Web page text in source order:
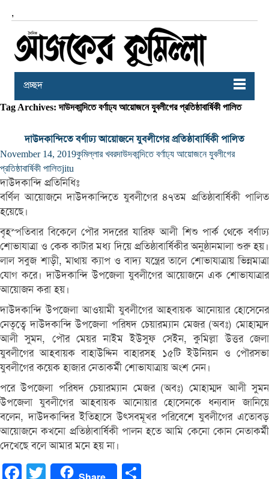
,
প্রচ্ছদ
Tag Archives: দাউদকান্দিতে বর্ণাঢ্য আয়োজনে যুবলীগের প্রতিষ্ঠাবার্ষিকী পালিত
দাউদকান্দিতে বর্ণাঢ্য আয়োজনে যুবলীগের প্রতিষ্ঠাবার্ষিকী পালিত
November 14, 2019কুমিল্লার খবরদাউদকান্দিতে বর্ণাঢ্য আয়োজনে যুবলীগের
প্রতিষ্ঠাবার্ষিকী পালিতjitu
দাউদকান্দি প্রতিনিধিঃ
বর্ণিল আয়োজনে দাউদকান্দিতে যুবলীগের ৪৭তম প্রতিষ্ঠাবার্ষিকী পালিত
হয়েছে।
বৃহস্পতিবার বিকেলে পৌর সদরের যারিফ আলী শিশু পার্ক থেকে বর্ণাঢ্য
শোভাযাত্রা ও কেক কাটার মধ্য দিয়ে প্রতিষ্ঠাবার্ষিকীর অনুষ্ঠানমালা শুরু হয়।
লাল সবুজ শাড়ী, মাথায় ক্যাপ ও বাদ্য যন্ত্রের তালে শোভাযাত্রায় ভিন্নমাত্রা
যোগ করে। দাউদকান্দি উপজেলা যুবলীগের আয়োজনে এক শোভাযাত্রার
আয়োজন করা হয়।
দাউদকান্দি উপজেলা আওয়ামী যুবলীগের আহবায়ক আনোয়ার হোসেনের
নেতৃত্বে দাউদকান্দি উপজেলা পরিষদ চেয়ারম্যান মেজর (অবঃ) মোহাম্মদ
আলী সুমন, পৌর মেয়র নাইম ইউসুফ সেইন, কুমিল্লা উত্তর জেলা
যুবলীগের আহবায়ক বাহাউদ্দিন বাহারসহ ১৫টি ইউনিয়ন ও পৌরসভা
যুবলীগের কয়েক হাজার নেতাকর্মী শোভাযাত্রায় অংশ নেন।
পরে উপজেলা পরিষদ চেয়ারম্যান মেজর (অবঃ) মোহাম্মদ আলী সুমন
উপজেলা যুবলীগের আহবায়ক আনোয়ার হোসেনকে ধন্যবাদ জানিয়ে
বলেন, দাউদকান্দির ইতিহাসে উৎসবমূখর পরিবেশে যুবলীগের এতোবড়
আয়োজনে কখনো প্রতিষ্ঠাবার্ষিকী পালন হতে আমি কেনো কোন নেতাকর্মী
দেখেছে বলে আমার মনে হয় না।
FacebookTwitter